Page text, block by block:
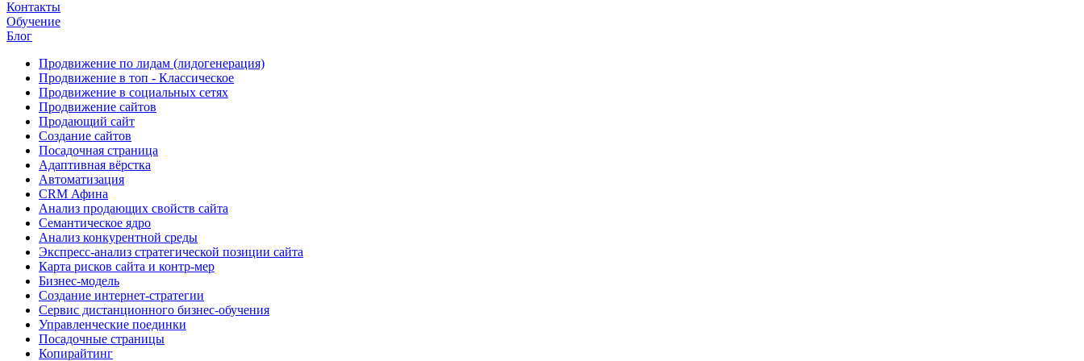
Контакты
Обучение
Блог
Продвижение по лидам (лидогенерация)
Продвижение в топ - Классическое
Продвижение в социальных сетях
Продвижение сайтов
Продающий сайт
Создание сайтов
Посадочная страница
Адаптивная вёрстка
Автоматизация
CRM Афина
Анализ продающих свойств сайта
Семантическое ядро
Анализ конкурентной среды
Экспресс-анализ стратегической позиции сайта
Карта рисков сайта и контр-мер
Бизнес-модель
Создание интернет-стратегии
Сервис дистанционного бизнес-обучения
Управленческие поединки
Посадочные страницы
Копирайтинг